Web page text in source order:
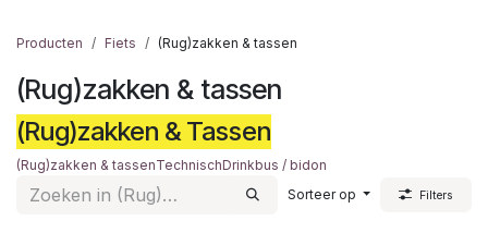
Producten Fiets (Rug)zakken & tassen
(Rug)zakken & tassen
(Rug)zakken & Tassen
(Rug)zakken & tassenTechnischDrinkbus / bidon
Sorteer op
Filters